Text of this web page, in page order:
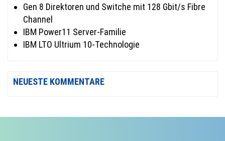
Gen 8 Direktoren und Switche mit 128 Gbit/s Fibre
Channel
IBM Power11 Server-Familie
IBM LTO Ultrium 10-Technologie
NEUESTE KOMMENTARE